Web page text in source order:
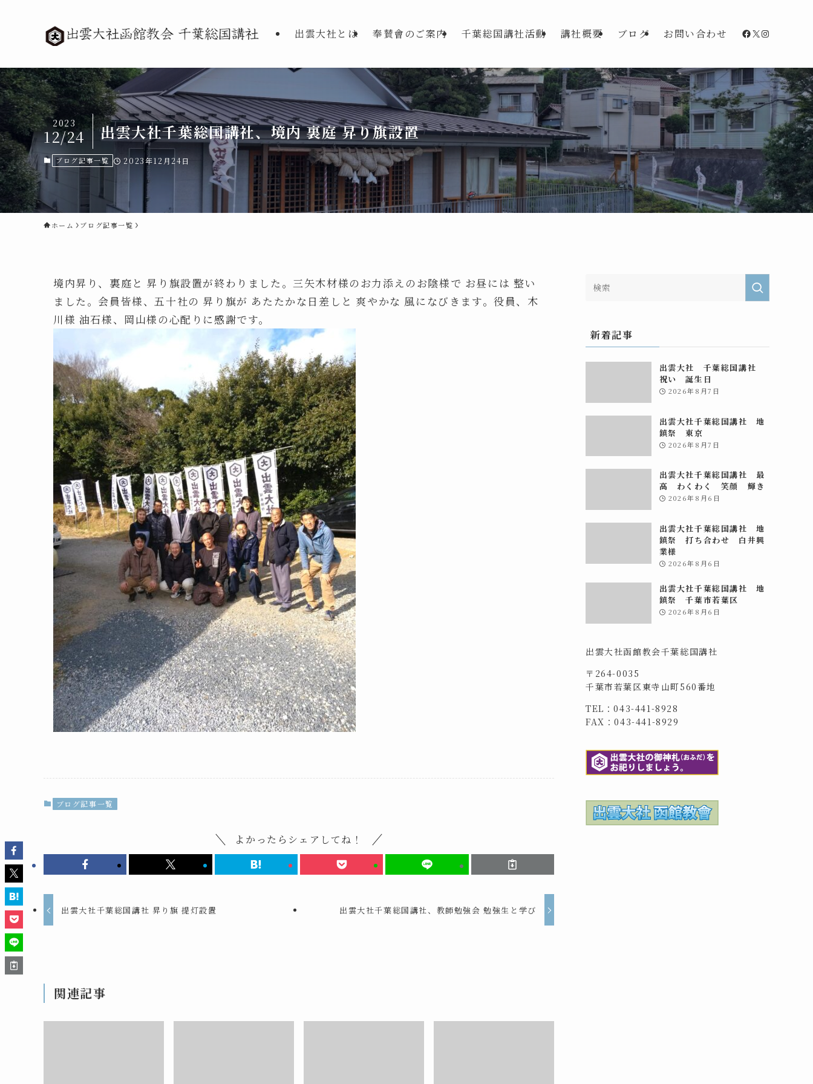
出雲大社とは 奉賛會のご案内 千葉総国講社活動 講社概要 ブログ お問い合わせ Facebook
X
出雲大社千葉総国講社、境内 裏庭 昇り旗設置
2023
12/24
ブログ記事一覧 2023年12月24日
ホーム ブログ記事一覧
境内昇り、裏庭と 昇り旗設置が終わりました。三矢木材様のお力添えのお陰様で お昼には 整い
ました。会員皆様、五十社の 昇り旗が あたたかな日差しと 爽やかな 風になびきます。役員、木
川様 油石様、岡山様の心配りに感謝です。
ブログ記事一覧
よかったらシェアしてね！
出雲大社千葉総国講社 昇り旗 提灯設置 出雲大社千葉総国講社、教師勉強会 勉強生と学び
関連記事
新着記事
出雲大社 千葉総国講社
祝い 誕生日
2026年8月7日
出雲大社千葉総国講社 地
鎮祭 東京
2026年8月7日
出雲大社千葉総国講社 最
高 わくわく 笑顔 輝き
2026年8月6日
出雲大社千葉総国講社 地
鎮祭 打ち合わせ 白井興
業様
2026年8月6日
出雲大社千葉総国講社 地
鎮祭 千葉市若葉区
2026年8月6日
出雲大社函館教会千葉総国講社
〒264-0035
千葉市若葉区東寺山町560番地
TEL：043-441-8928
FAX：043-441-8929